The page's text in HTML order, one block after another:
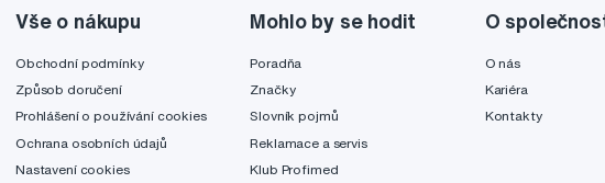
Vše o nákupu
Obchodní podmínky
Způsob doručení
Prohlášení o používání cookies
Ochrana osobních údajů
Nastavení cookies
Mohlo by se hodit
Poradňa
Značky
Slovník pojmů
Reklamace a servis
Klub Profimed
O
O nás
Kariéra
Kontakty